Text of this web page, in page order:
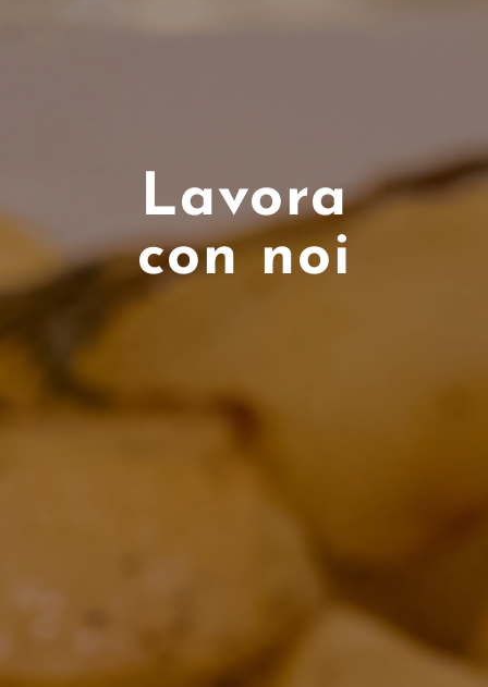
Lavora
con noi